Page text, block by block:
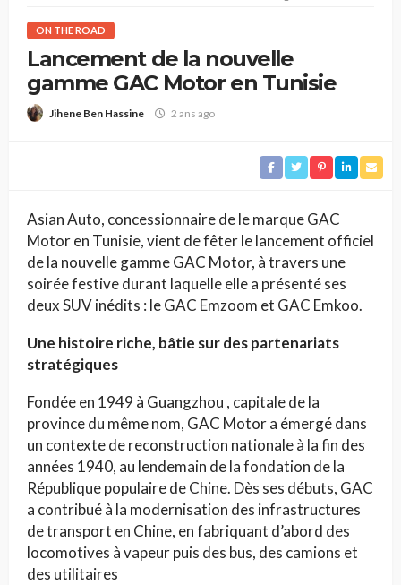
ON THE ROAD
Lancement de la nouvelle
gamme GAC Motor en Tunisie
Jihene Ben Hassine 2 ans ago
Asian Auto, concessionnaire de le marque GAC
Motor en Tunisie, vient de fêter le lancement officiel
de la nouvelle gamme GAC Motor, à travers une
soirée festive durant laquelle elle a présenté ses
deux SUV inédits : le GAC Emzoom et GAC Emkoo.
Une histoire riche, bâtie sur des partenariats
stratégiques
Fondée en 1949 à Guangzhou , capitale de la
province du même nom, GAC Motor a émergé dans
un contexte de reconstruction nationale à la fin des
années 1940, au lendemain de la fondation de la
République populaire de Chine. Dès ses débuts, GAC
a contribué à la modernisation des infrastructures
de transport en Chine, en fabriquant d’abord des
locomotives à vapeur puis des bus, des camions et
des utilitaires